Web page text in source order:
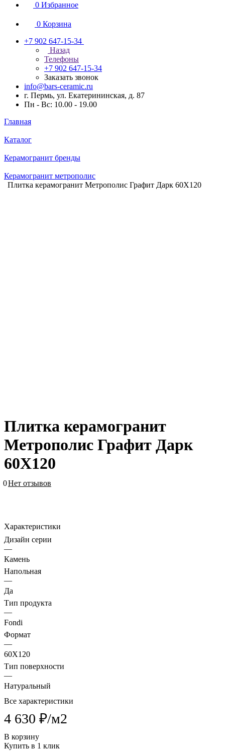
0 Избранное
0 Корзина
+7 902 647-15-34
Назад
Телефоны
+7 902 647-15-34
Заказать звонок
info@bars-ceramic.ru
г. Пермь, ул. Екатерининская, д. 87
Пн - Вс: 10.00 - 19.00
Главная
Каталог
Керамогранит бренды
Керамогранит метрополис
Плитка керамогранит Метрополис Графит Дарк 60X120
Плитка керамогранит
Метрополис Графит Дарк
60X120
0Нет отзывов
Характеристики
Дизайн серии
—
Камень
Напольная
—
Да
Тип продукта
—
Fondi
Формат
—
60X120
Тип поверхности
—
Натуральный
Все характеристики
4 630 ₽/м2
В корзину
Купить в 1 клик